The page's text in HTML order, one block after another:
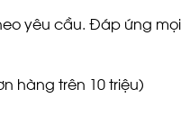
yêu cầu. Đáp ứng
hàng trên 10 triệu)